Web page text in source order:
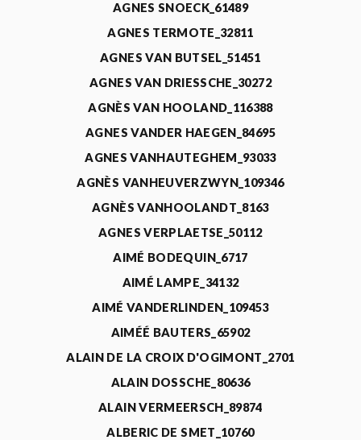
AGNES SNOECK_61489
AGNES TERMOTE_32811
AGNES VAN BUTSEL_51451
AGNES VAN DRIESSCHE_30272
AGNÈS VAN HOOLAND_116388
AGNES VANDER HAEGEN_84695
AGNES VANHAUTEGHEM_93033
AGNÈS VANHEUVERZWYN_109346
AGNÈS VANHOOLANDT_8163
AGNES VERPLAETSE_50112
AIMÉ BODEQUIN_6717
AIMÉ LAMPE_34132
AIMÉ VANDERLINDEN_109453
AIMÉÉ BAUTERS_65902
ALAIN DE LA CROIX D'OGIMONT_2701
ALAIN DOSSCHE_80636
ALAIN VERMEERSCH_89874
ALBERIC DE SMET_10760